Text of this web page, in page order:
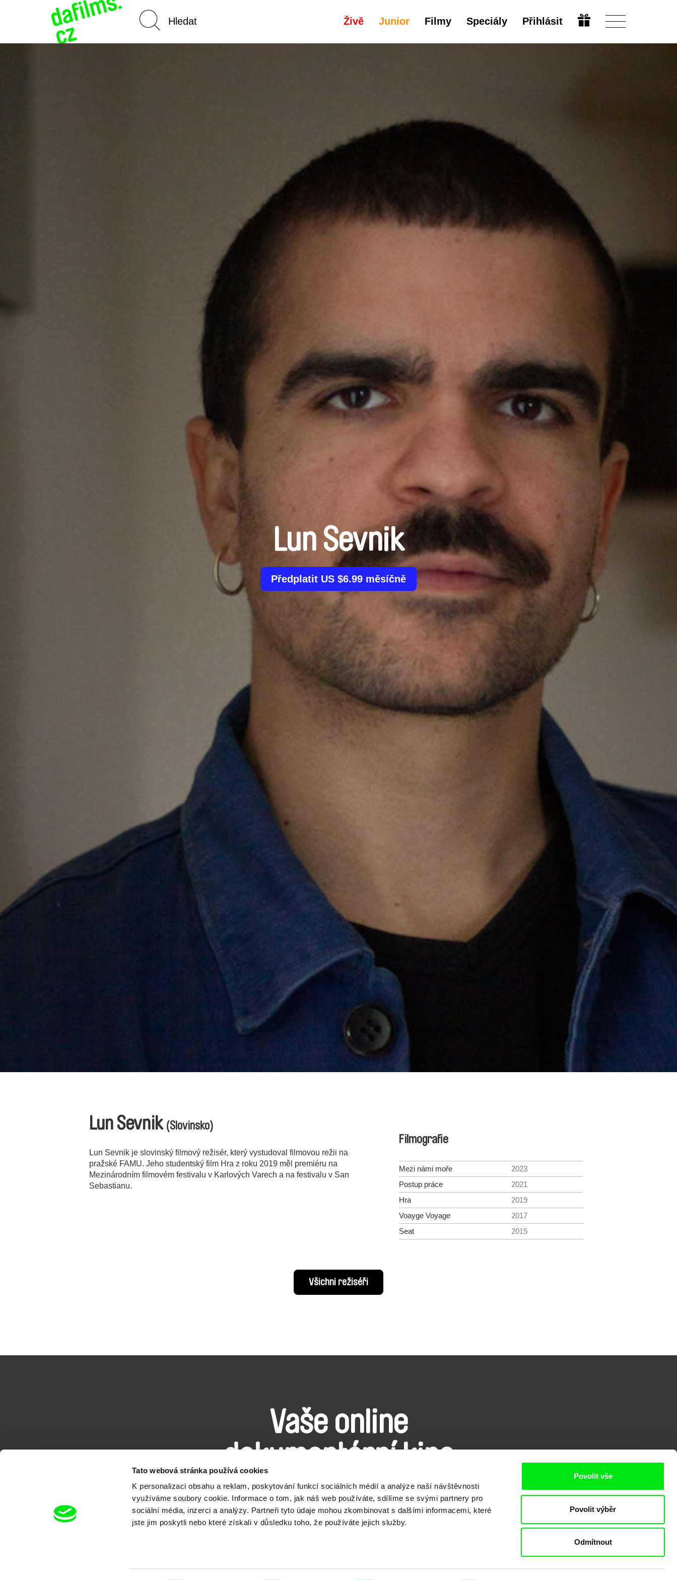
Tato webová stránka používá cookies
K personalizaci obsahu a reklam, poskytování funkcí sociálních médií a analýze naší návštěvnosti
využíváme soubory cookie. Informace o tom, jak náš web používáte, sdílíme se svými partnery pro
sociální média, inzerci a analýzy. Partneři tyto údaje mohou zkombinovat s dalšími informacemi, které
jste jim poskytli nebo které získali v důsledku toho, že používáte jejich služby.
Povolit vše
Povolit výběr
Odmítnout
Živě Junior Filmy Speciály Přihlásit
Lun Sevnik
Předplatit US $6.99 měsíčně
Lun Sevnik (Slovinsko)
Lun Sevnik je slovinský filmový režisér, který vystudoval filmovou režii na
pražské FAMU. Jeho studentský film Hra z roku 2019 měl premiéru na
Mezinárodním filmovém festivalu v Karlových Varech a na festivalu v San
Sebastianu.
Filmografie
Mezi námi moře
2023
Postup práce
2021
Hra
2019
Voayge Voyage
2017
Seat
2015
Všichni režiséři
Vaše online
dokumentární kino
Nové festivalové filmy
každý týden
Portál DAFilms.cz je výsledkem tvůrčí spolupráce 7 klíčových evropských festivalů dokumentárního filmu sdružených do Doc